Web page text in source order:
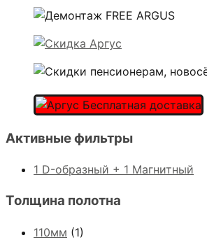
Активные фильтры
1 D-образный + 1 Магнитный
Толщина полотна
110мм (1)